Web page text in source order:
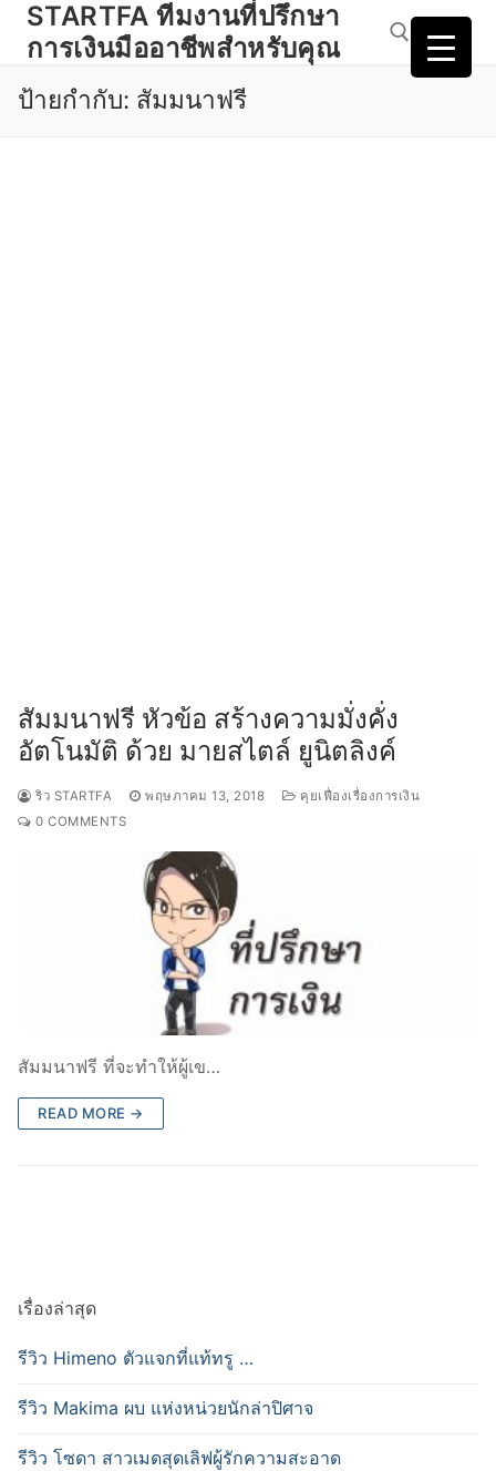
SkipSTARTFA ทีมงานที่ปรึกษา
การเงินมืออาชีพสำหรับคุณ
ป้ายกำกับ: สัมมนาฟรี
สัมมนาฟรี หัวข้อ สร้างความมั่งคั่ง
อัตโนมัติ ด้วย มายสไตล์ ยูนิตลิงค์
ริว STARTFA พฤษภาคม 13, 2018
คุยเฟื่องเรื่องการเงิน
0 COMMENTS
สัมมนาฟรี ที่จะทำให้ผู้เข…
READ MORE →
เรื่องล่าสุด
รีวิว Himeno ตัวแจกที่แท้ทรู …
รีวิว Makima ผบ แห่งหน่วยนักล่าปิศาจ
รีวิว โซดา สาวเมดสุดเลิฟผู้รักความสะอาด